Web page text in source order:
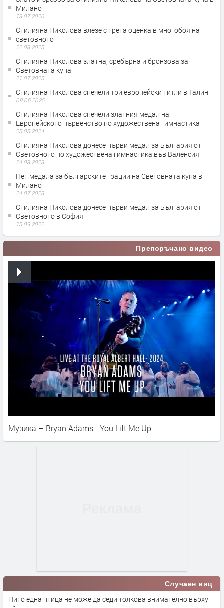
Милано
13.07.2026
Стилияна Николова влезе с трета оценка в многобоя на
световното
22.08.2025
Стилияна Николова златна, сребърна и бронзова за
Световната купа
21.07.2025
Стилияна Николова спечели три европейски титли в Талин
09.06.2025
Стилияна Николова спечели златния медал на
Европейското първенство по художествена гимнастика
25.05.2024
Стилияна Николова донесе първи медал за България от
Световното по художествена гимнастика във Валенсия
24.08.2023
Пет медала за българските грации на Световната купа в
Милано
24.07.2023
Стилияна Николова донесе първи медал за България от
Световното в София
15.09.2022
Препоръчано видео
Музика – Bryan Adams - You Lift Me Up
Случаен виц
Нито една птица не може да седи толкова внимателно върху